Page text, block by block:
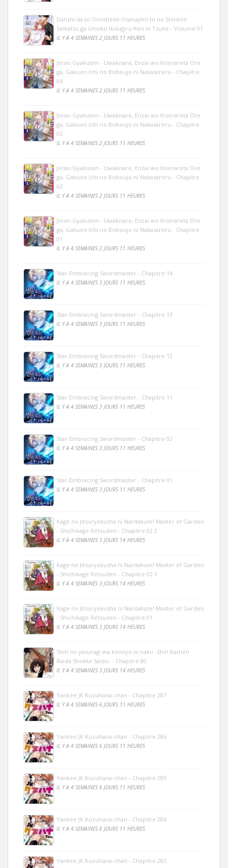
Danshi da to Omotteita Osanajimi to no Shinkon
Seikatsu ga Umaku Ikisugiru Ken ni Tsuite - Volume 01
IL Y A 4 SEMAINES 2 JOURS 11 HEURES
Jinsei Gyakuten - Uwakisare, Enzai wo Kiserareta Ore
ga, Gakuen Ichi no Bishoujo ni Nakasareru - Chapitre
04
IL Y A 4 SEMAINES 2 JOURS 11 HEURES
Jinsei Gyakuten - Uwakisare, Enzai wo Kiserareta Ore
ga, Gakuen Ichi no Bishoujo ni Nakasareru - Chapitre
03
IL Y A 4 SEMAINES 2 JOURS 11 HEURES
Jinsei Gyakuten - Uwakisare, Enzai wo Kiserareta Ore
ga, Gakuen Ichi no Bishoujo ni Nakasareru - Chapitre
02
IL Y A 4 SEMAINES 2 JOURS 11 HEURES
Jinsei Gyakuten - Uwakisare, Enzai wo Kiserareta Ore
ga, Gakuen Ichi no Bishoujo ni Nakasareru - Chapitre
01
IL Y A 4 SEMAINES 2 JOURS 11 HEURES
Star-Embracing Swordmaster - Chapitre 14
IL Y A 4 SEMAINES 3 JOURS 11 HEURES
Star-Embracing Swordmaster - Chapitre 13
IL Y A 4 SEMAINES 3 JOURS 11 HEURES
Star-Embracing Swordmaster - Chapitre 12
IL Y A 4 SEMAINES 3 JOURS 11 HEURES
Star-Embracing Swordmaster - Chapitre 11
IL Y A 4 SEMAINES 3 JOURS 11 HEURES
Star-Embracing Swordmaster - Chapitre 02
IL Y A 4 SEMAINES 3 JOURS 11 HEURES
Star-Embracing Swordmaster - Chapitre 01
IL Y A 4 SEMAINES 3 JOURS 11 HEURES
Kage no Jitsuryokusha ni Naritakute! Master of Garden
- Shichikage Retsuden - Chapitre 02.2
IL Y A 4 SEMAINES 3 JOURS 14 HEURES
Kage no Jitsuryokusha ni Naritakute! Master of Garden
- Shichikage Retsuden - Chapitre 02.1
IL Y A 4 SEMAINES 3 JOURS 14 HEURES
Kage no Jitsuryokusha ni Naritakute! Master of Garden
- Shichikage Retsuden - Chapitre 01
IL Y A 4 SEMAINES 3 JOURS 14 HEURES
Shin no yasuragi wa konoyo ni naku -Shin Kamen
Raida Shokka Saido- - Chapitre 80
IL Y A 4 SEMAINES 3 JOURS 14 HEURES
Yankee JK Kuzuhana-chan - Chapitre 287
IL Y A 4 SEMAINES 6 JOURS 11 HEURES
Yankee JK Kuzuhana-chan - Chapitre 286
IL Y A 4 SEMAINES 6 JOURS 11 HEURES
Yankee JK Kuzuhana-chan - Chapitre 285
IL Y A 4 SEMAINES 6 JOURS 11 HEURES
Yankee JK Kuzuhana-chan - Chapitre 284
IL Y A 4 SEMAINES 6 JOURS 11 HEURES
Yankee JK Kuzuhana-chan - Chapitre 283